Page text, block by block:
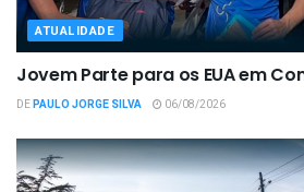
ATUALIDADE
Jovem Parte para os EUA em
DEPAULO JORGE SILVA 06/08/2026